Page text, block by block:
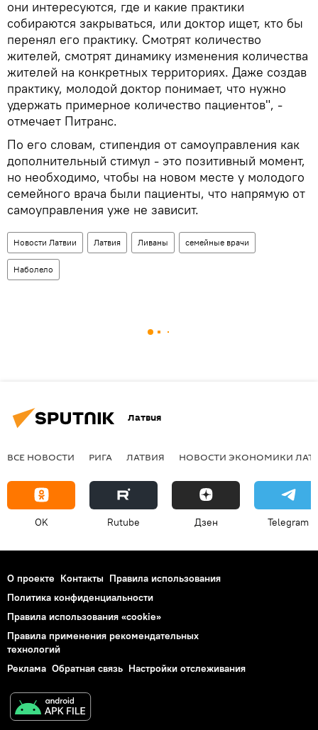
они интересуются, где и какие практики
собираются закрываться, или доктор ищет, кто бы
перенял его практику. Смотрят количество
жителей, смотрят динамику изменения количества
жителей на конкретных территориях. Даже создав
практику, молодой доктор понимает, что нужно
удержать примерное количество пациентов", -
отмечает Питранс.
По его словам, стипендия от самоуправления как
дополнительный стимул - это позитивный момент,
но необходимо, чтобы на новом месте у молодого
семейного врача были пациенты, что напрямую от
самоуправления уже не зависит.
Новости Латвии Латвия Ливаны семейные врачи
Наболело
Латвия
ВСЕ НОВОСТИ РИГА ЛАТВИЯ НОВОСТИ ЭКОНОМИКИ
OK Rutube Дзен Telegram
О проекте Контакты Правила использования
Политика конфиденциальности
Правила использования «cookie»
Правила применения рекомендательных
технологий
Реклама Обратная связь Настройки отслеживания